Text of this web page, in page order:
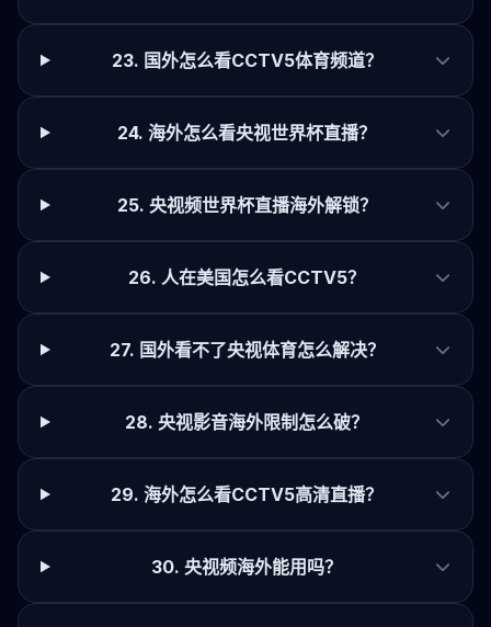
23. 国外怎么看CCTV5体育频道？
24. 海外怎么看央视世界杯直播？
25. 央视频世界杯直播海外解锁？
26. 人在美国怎么看CCTV5？
27. 国外看不了央视体育怎么解决？
28. 央视影音海外限制怎么破？
29. 海外怎么看CCTV5高清直播？
30. 央视频海外能用吗？